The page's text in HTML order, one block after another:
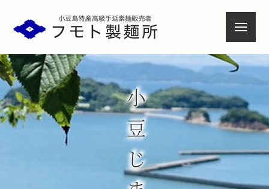
小豆島特産高級手延